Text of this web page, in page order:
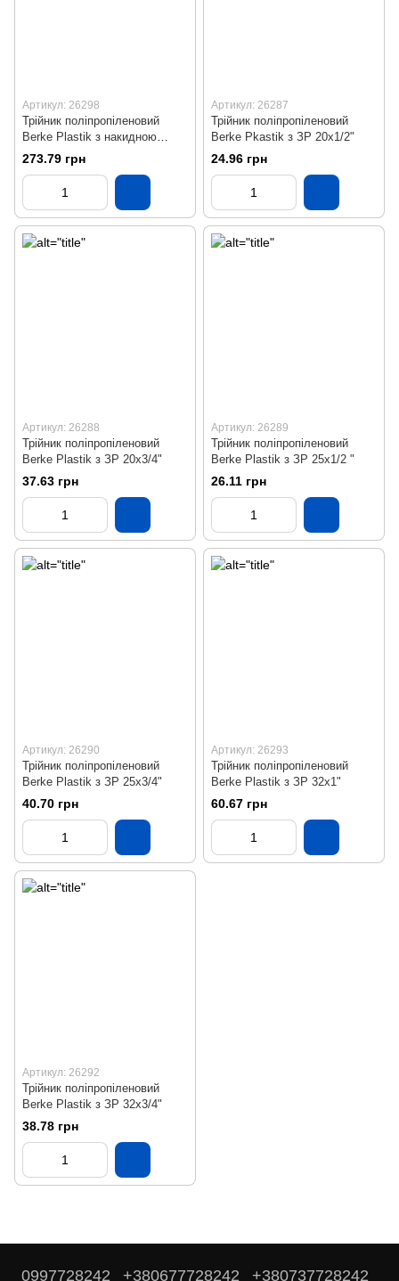
Артикул: 26298
Трійник поліпропіленовий
Berke Plastik з накидною
гайкою 32х11/4"
273.79 грн
Артикул: 26287
Трійник поліпропіленовий
Berke Pkastik з ЗР 20х1/2"
24.96 грн
Артикул: 26288
Трійник поліпропіленовий
Berke Plastik з ЗР 20х3/4"
37.63 грн
Артикул: 26289
Трійник поліпропіленовий
Berke Plastik з ЗР 25х1/2 "
26.11 грн
Артикул: 26290
Трійник поліпропіленовий
Berke Plastik з ЗР 25х3/4"
40.70 грн
Артикул: 26293
Трійник поліпропіленовий
Berke Plastik з ЗР 32х1"
60.67 грн
Артикул: 26292
Трійник поліпропіленовий
Berke Plastik з ЗР 32х3/4"
38.78 грн
0997728242 +380677728242 +380737728242